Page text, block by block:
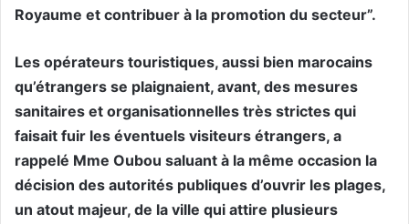
Royaume et contribuer à la promotion du secteur”.
Les opérateurs touristiques, aussi bien marocains
qu’étrangers se plaignaient, avant, des mesures
sanitaires et organisationnelles très strictes qui
faisait fuir les éventuels visiteurs étrangers, a
rappelé Mme Oubou saluant à la même occasion la
décision des autorités publiques d’ouvrir les plages,
un atout majeur, de la ville qui attire plusieurs